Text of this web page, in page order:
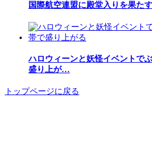
国際航空連盟に殿堂入りを果た
ハロウィーンと妖怪イベントで
盛り上が…
トップページに戻る